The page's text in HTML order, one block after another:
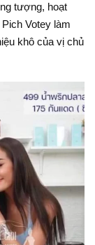
tượng, hoạt
Votey làm
khô của vị chủ